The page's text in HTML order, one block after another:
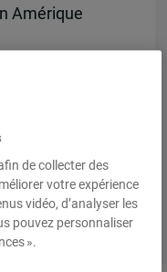
Amérique
de collecter des
votre expérience
vidéo, d’analyser les
pouvez personnaliser
».